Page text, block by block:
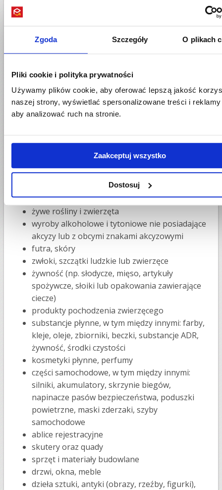
Zgoda Szczegóły O plikach
Pliki cookie i polityka prywatności
Używamy plików cookie, aby oferować lepszą jakość
naszej strony, wyświetlać spersonalizowane treści i
aby analizować ruch na stronie.
Zaakceptuj wszystko
Dostosuj
przyjrzymy się skanom
wszelkich możliwych informacji.
przedmioty nie podlegają ubezpieczeniu bez względu
czy ubezpieczenie zostało wykupione.
materiały niebezpieczne w szczególności
radioaktywne, żrące, cuchnące
kamizelki kuloodporne
narkotyki, środki psychotropowe
fajerwerki i materiały pirotechniczne
gaśnice
żywe rośliny i zwierzęta
wyroby alkoholowe i tytoniowe nie posiadające
akcyzy lub z obcymi znakami akcyzowymi
futra, skóry
zwłoki, szczątki ludzkie lub zwierzęce
żywność (np. słodycze, mięso, artykuły
spożywcze, słoiki lub opakowania zawierające
ciecze)
produkty pochodzenia zwierzęcego
substancje płynne, w tym między innymi: farby,
kleje, oleje, zbiorniki, beczki, substancje ADR,
żywność, środki czystości
kosmetyki płynne, perfumy
części samochodowe, w tym między innymi:
silniki, akumulatory, skrzynie biegów,
napinacze pasów bezpieczeństwa, poduszki
powietrzne, maski zderzaki, szyby
samochodowe
ablice rejestracyjne
skutery oraz quady
sprzęt i materiały budowlane
drzwi, okna, meble
dzieła sztuki, antyki (obrazy, rzeźby, figurki),